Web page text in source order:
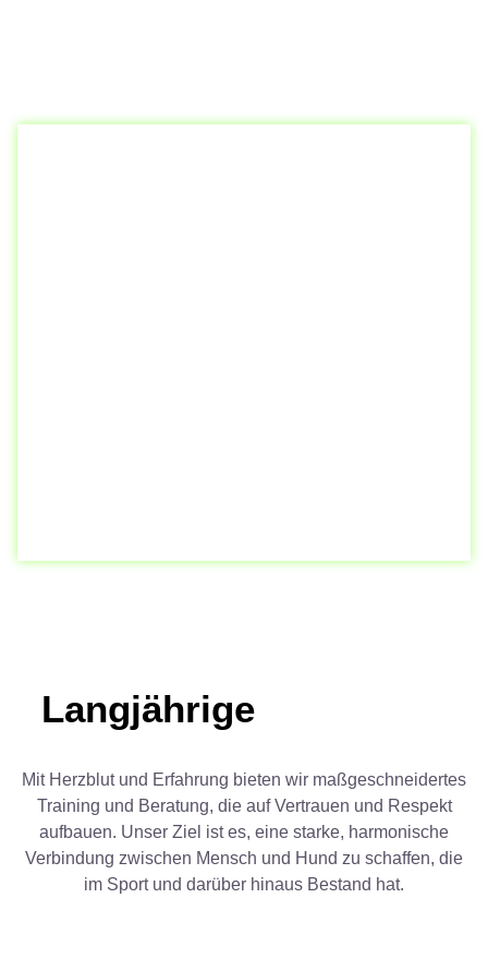
Langjährige
Mit Herzblut und Erfahrung bieten wir maßgeschneidertes
Training und Beratung, die auf Vertrauen und Respekt
aufbauen. Unser Ziel ist es, eine starke, harmonische
Verbindung zwischen Mensch und Hund zu schaffen, die
im Sport und darüber hinaus Bestand hat.